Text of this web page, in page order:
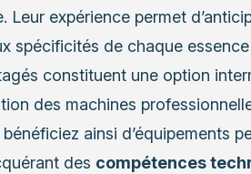
Leur expérience permet
spécificités de chaque
constituent une option
des machines
ainsi d’équipements
des compétences